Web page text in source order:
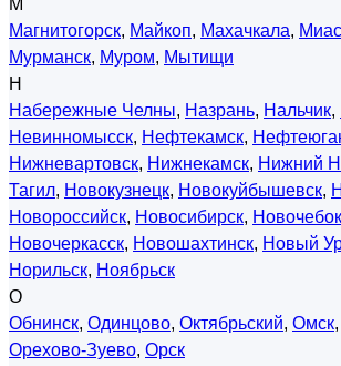
М
Магнитогорск, Майкоп, Махачкала,
Мурманск, Муром, Мытищи
Н
Набережные Челны, Назрань, Нальчик,
Невинномысск, Нефтекамск,
Нижневартовск, Нижнекамск, Нижний
Тагил, Новокузнецк, Новокуйбышевск,
Новороссийск, Новосибирск,
Новочеркасск, Новошахтинск, Новый
Норильск, Ноябрьск
О
Обнинск, Одинцово, Октябрьский, Омск,
Орехово-Зуево, Орск